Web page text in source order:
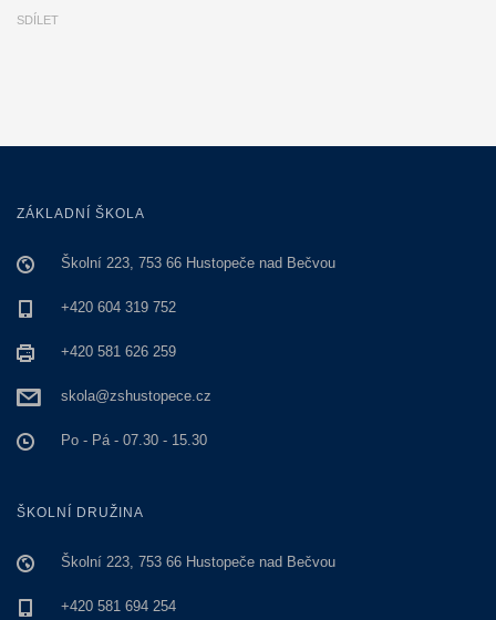
SDÍLET
ZÁKLADNÍ ŠKOLA
Školní 223, 753 66 Hustopeče nad Bečvou
+420 604 319 752
+420 581 626 259
skola@zshustopece.cz
Po - Pá - 07.30 - 15.30
ŠKOLNÍ DRUŽINA
Školní 223, 753 66 Hustopeče nad Bečvou
+420 581 694 254